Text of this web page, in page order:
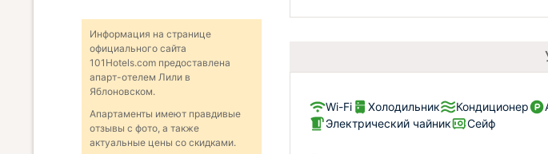
Wi-Fi Холодильник Кондиционер
Электрический чайник
Сейф
Информация на странице
официального сайта
101Hotels.com предоставлена
апарт-отелем Лили в
Яблоновском.
Апартаменты имеют правдивые
отзывы с фото, а также
актуальные цены со скидками.